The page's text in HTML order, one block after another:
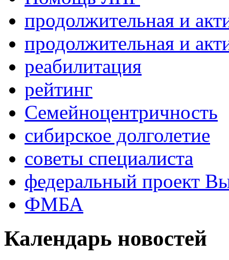
продолжительная и
продолжительная и
реабилитация
рейтинг
Семейноцентричность
сибирское долголетие
советы специалиста
федеральный проект
ФМБА
Календарь новостей